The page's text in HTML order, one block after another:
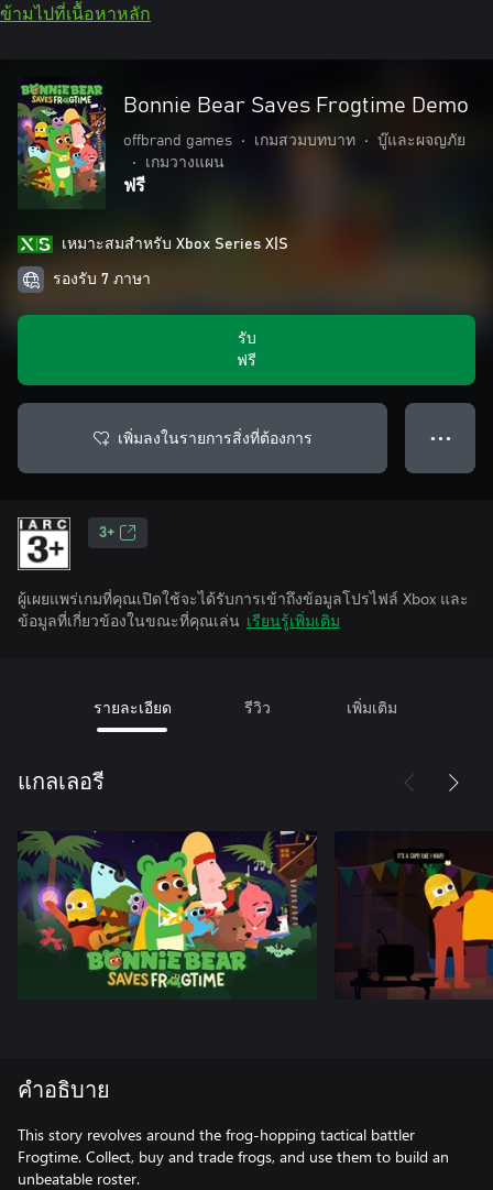
ข้ามไปที่เนื้อหาหลัก
Bonnie Bear Saves Frogtime Demo
offbrand games • เกมสวมบทบาท •
บู๊และผจญภัย
•
เกมวางแผน
ฟรี
เหมาะสมสําหรับ Xbox Series X|S
รองรับ 7 ภาษา
รับ
ฟรี
เพิ่มลงในรายการสิ่งที่ต้องการ ● ● ●
3+
ผู้เผยแพร่เกมที่คุณเปิดใช้จะได้รับการเข้าถึงข้อมูลโปรไฟล์ Xbox และ
ข้อมูลที่เกี่ยวข้องในขณะที่คุณเล่น เรียนรู้เพิ่มเติม
รายละเอียด รีวิว เพิ่มเติม
แกลเลอรี
คำอธิบาย
This story revolves around the frog-hopping tactical battler
Frogtime. Collect, buy and trade frogs, and use them to build an
unbeatable roster.